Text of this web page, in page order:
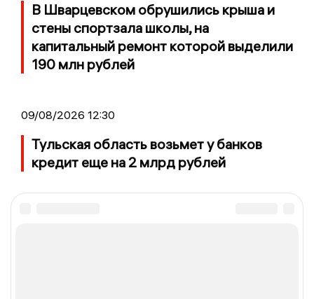
В Шварцевском обрушились крыша и
стены спортзала школы, на
капитальный ремонт которой выделили
190 млн рублей
09/08/2026 12:30
Тульская область возьмет у банков
кредит еще на 2 млрд рублей